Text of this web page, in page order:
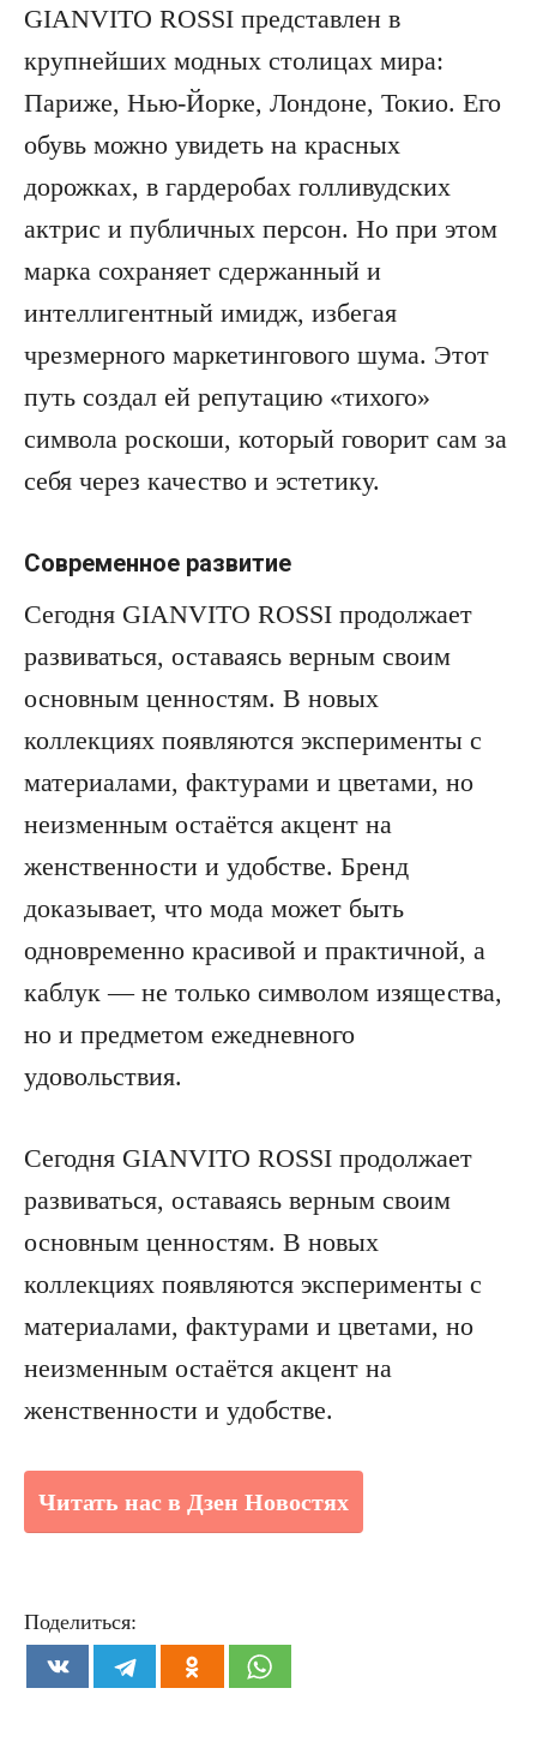
GIANVITO ROSSI представлен в
крупнейших модных столицах мира:
Париже, Нью-Йорке, Лондоне, Токио. Его
обувь можно увидеть на красных
дорожках, в гардеробах голливудских
актрис и публичных персон. Но при этом
марка сохраняет сдержанный и
интеллигентный имидж, избегая
чрезмерного маркетингового шума. Этот
путь создал ей репутацию «тихого»
символа роскоши, который говорит сам за
себя через качество и эстетику.
Современное развитие
Сегодня GIANVITO ROSSI продолжает
развиваться, оставаясь верным своим
основным ценностям. В новых
коллекциях появляются эксперименты с
материалами, фактурами и цветами, но
неизменным остаётся акцент на
женственности и удобстве. Бренд
доказывает, что мода может быть
одновременно красивой и практичной, а
каблук — не только символом изящества,
но и предметом ежедневного
удовольствия.
Сегодня GIANVITO ROSSI продолжает
развиваться, оставаясь верным своим
основным ценностям. В новых
коллекциях появляются эксперименты с
материалами, фактурами и цветами, но
неизменным остаётся акцент на
женственности и удобстве.
Читать нас в Дзен Новостях
Поделиться: